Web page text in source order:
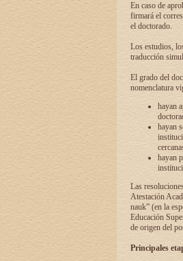
En caso de
firmará el
el doctorado.
Los estudios,
traducción
El grado del
nomenclatura
hayan
hayan
hayan
Las
Atestación
nauk” (en la
Educación
de origen del
Principales